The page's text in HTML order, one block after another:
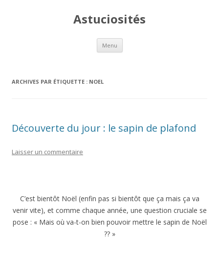
Astuciosités
Menu Aller
contenu
ARCHIVES PAR ÉTIQUETTE : NOEL
Découverte du jour : le sapin de plafond
Laisser un commentaire
C’est bientôt Noël (enfin pas si bientôt que ça mais ça va
venir vite), et comme chaque année, une question cruciale se
pose : « Mais où va-t-on bien pouvoir mettre le sapin de Noël
?? »